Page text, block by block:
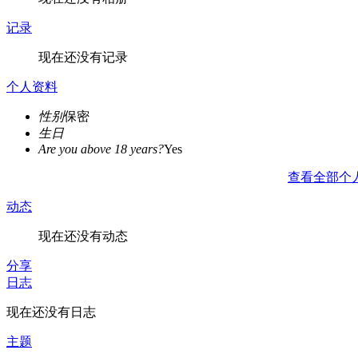
记录
现在还没有记录
个人资料
性别保密
生日
Are you above 18 years?Yes
查看全部个
动态
现在还没有动态
分享
日志
现在还没有日志
主题